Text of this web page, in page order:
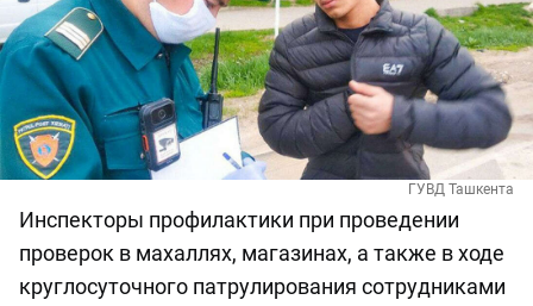
ГУВД Ташкента
Инспекторы профилактики при проведении
проверок в махаллях, магазинах, а также в ходе
круглосуточного патрулирования сотрудниками